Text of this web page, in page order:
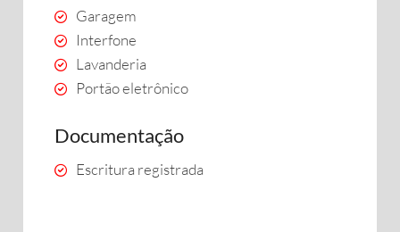
Garagem
Interfone
Lavanderia
Portão eletrônico
Documentação
Escritura registrada